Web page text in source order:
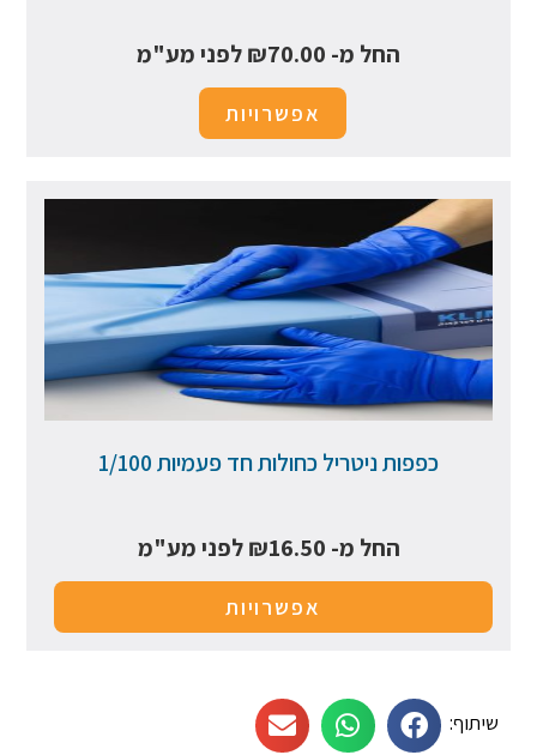
החל מ- ₪70.00 לפני מע"מ
אפשרויות
כפפות ניטריל כחולות חד פעמיות 1/100
החל מ- ₪16.50 לפני מע"מ
אפשרויות
שיתוף: